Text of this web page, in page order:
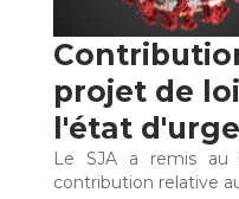
projet de
l'état
Le SJA a remis
contribution relative